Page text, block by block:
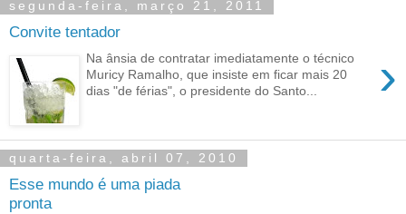
segunda-feira, março 21, 2011
Convite tentador
›
Na ânsia de contratar imediatamente o técnico
Muricy Ramalho, que insiste em ficar mais 20
dias "de férias", o presidente do Santo...
quarta-feira, abril 07, 2010
Esse mundo é uma piada
pronta